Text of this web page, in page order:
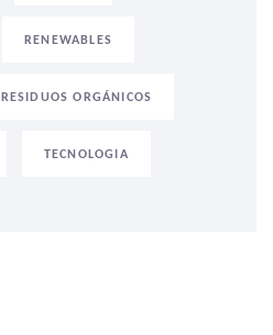
RENEWABLES
RESIDUOS ORGÁNICOS
TECNOLOGIA